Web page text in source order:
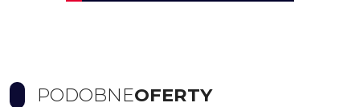
PODOBNEOFERTY